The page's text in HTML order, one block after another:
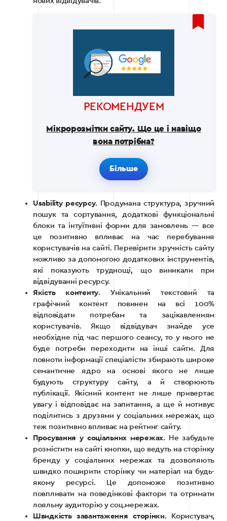
РЕКОМЕНДУЕМ
Мікророзмітки сайту. Що це і навіщо
вона потрібна?
Більше
Usability ресурсу. Продумана структура, зручний
пошук та сортування, додаткові функціональні
блоки та інтуїтивні форми для замовлень — все
це позитивно впливає на час перебування
користувачів на сайті. Перевірити зручність сайту
можливо за допомогою додаткових інструментів,
які показують труднощі, що виникали при
відвідуванні ресурсу.
Якість контенту. Унікальний текстовий та
графічний контент повинен на всі 100%
відповідати потребам та зацікавленням
користувачів. Якщо відвідувач знайде усе
необхідне під час першого сеансу, то у нього не
буде потреби переходити на інші сайти. Для
повноти інформації спеціалісти збирають широке
семантичне ядро на основі якого не лише
будують структуру сайту, а й створюють
публікації. Якісний контент не лише привертає
увагу і відповідає на запитання, а ще й мотивує
поділитись з друзями у соціальних мережах, що
теж позитивно впливає на рейтинг сайту.
Просування у соціальних мережах. Не забудьте
розмістити на сайті кнопки, що ведуть на сторінку
бренду у соціальних мережах та дозволяють
швидко поширити сторінку чи матеріал на будь-
якому ресурсі. Це допоможе позитивно
повпливати на поведінкові фактори та отримати
лояльну аудиторію у соц.мережах.
Швидкість завантаження сторінки. Користувач,